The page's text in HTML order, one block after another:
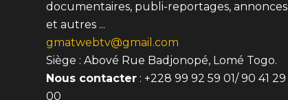
documentaires, publi-reportages, annonces
et autres ...
gmatwebtv@gmail.com
Siège : Abové Rue Badjonopé, Lomé Togo.
Nous contacter : +228 99 92 59 01/ 90 41 29
00